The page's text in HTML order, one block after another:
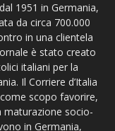
1951 in Germania,
da circa 700.000
in una clientela
è stato creato
italiani per la
Il Corriere d’Italia
scopo favorire,
maturazione socio-
in Germania,